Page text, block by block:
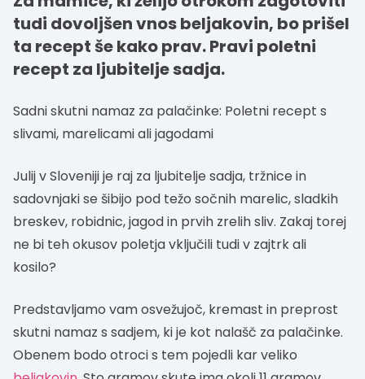
tudi dovoljšen vnos beljakovin, bo prišel
ta recept še kako prav. Pravi poletni
recept za ljubitelje sadja.
Sadni skutni namaz za palačinke: Poletni recept s
slivami, marelicami ali jagodami
Julij v Sloveniji je raj za ljubitelje sadja, tržnice in
sadovnjaki se šibijo pod težo sočnih marelic, sladkih
breskev, robidnic, jagod in prvih zrelih sliv. Zakaj torej
ne bi teh okusov poletja vključili tudi v zajtrk ali
kosilo?
Predstavljamo vam osvežujoč, kremast in preprost
skutni namaz s sadjem, ki je kot nalašč za palačinke.
Obenem bodo otroci s tem pojedli kar veliko